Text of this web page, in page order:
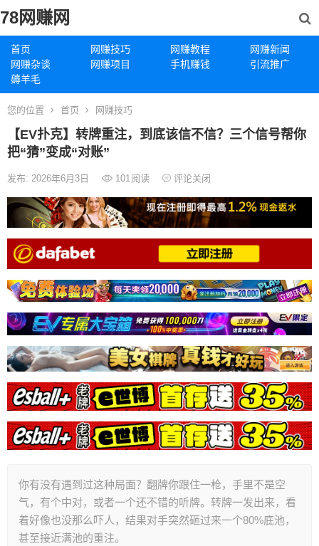
78网赚网
首页 网赚技巧 网赚教程
网赚新闻
网赚杂谈
网赚项目 手机赚钱
引流推广
薅羊毛
您的位置 首页 网赚技巧
【EV扑克】转牌重注，到底该信不信？三个信号帮你
把“猜”变成“对账”
发布: 2026年6月3日 101阅读 评论关闭
你有没有遇到过这种局面？翻牌你跟住一枪，手里不是空
气，有个中对，或者一个还不错的听牌。转牌一发出来，看
着好像也没那么吓人，结果对手突然砸过来一个80%底池，
甚至接近满池的重注。